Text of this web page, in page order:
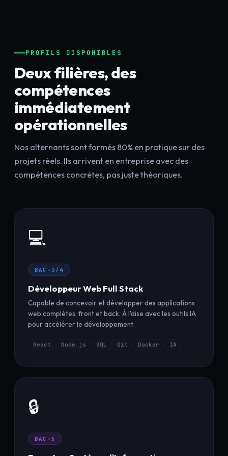
PROFILS DISPONIBLES
Deux filières, des
compétences
immédiatement
opérationnelles
Nos alternants sont formés 80% en pratique sur des
projets réels. Ils arrivent en entreprise avec des
compétences concrètes, pas juste théoriques.
💻
BAC+3/4
Développeur Web Full Stack
Capable de concevoir et développer des applications
web complètes, front et back. À l'aise avec les outils IA
pour accélérer le développement.
React Node.js SQL Git Docker IA
🔒
BAC+5